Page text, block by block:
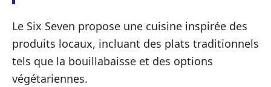
Le Six Seven propose une cuisine inspirée des
produits locaux, incluant des plats traditionnels
tels que la bouillabaisse et des options
végétariennes.